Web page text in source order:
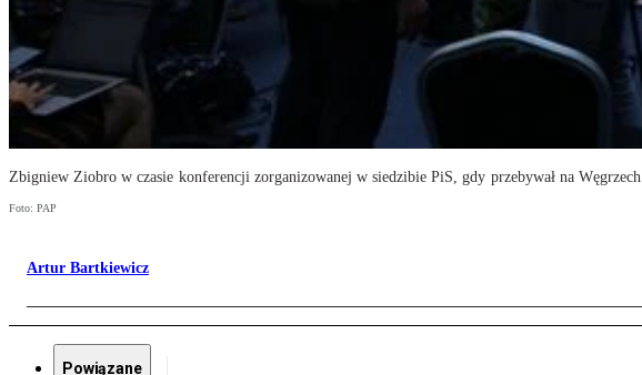
Zbigniew Ziobro w czasie konferencji zorganizowanej w siedzibie PiS, gdy przebywał na Węgrzech
Foto: PAP
Artur Bartkiewicz
Powiązane